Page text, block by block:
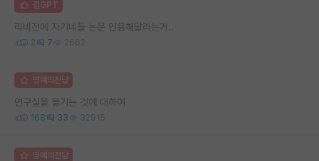
김GPT
리비전에 자기네들 논문 인용해달라는거..
2 7 2662
명예의전당
연구실을 옮기는 것에 대하여
168 33 32915
명예의전당